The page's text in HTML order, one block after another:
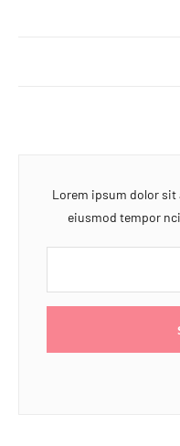
Lorem ipsum dolor
eiusmod tempor